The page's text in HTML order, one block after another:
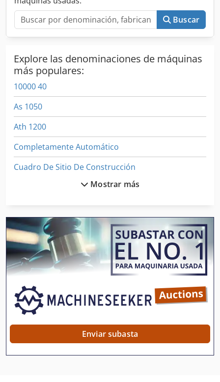
Buscar
Explore las denominaciones de máquinas
más populares:
10000 40
As 1050
Ath 1200
Completamente Automático
Cuadro De Sitio De Construcción
Etapas De Trabajo
Fabricación De
Fu 115
Herramienta De Máquina
Herramientas Para
International 1255
Mostrar más
Enviar subasta